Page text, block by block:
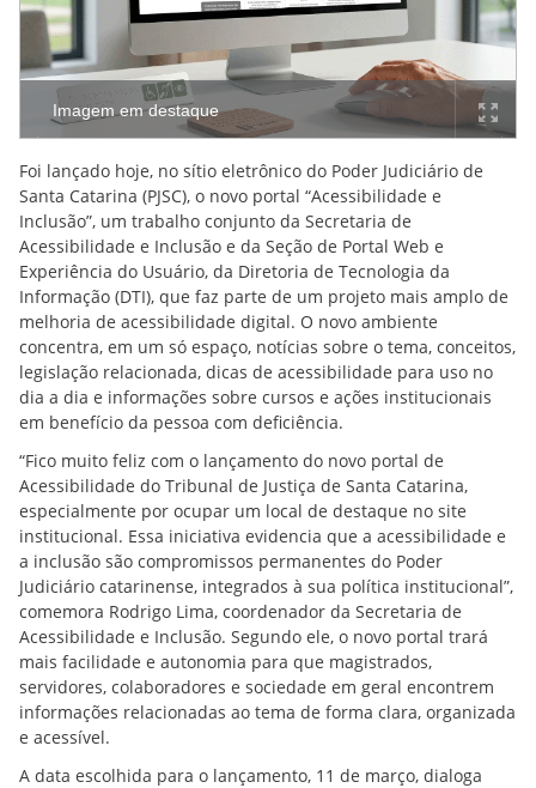
Imagem em destaque
Foi lançado hoje, no sítio eletrônico do Poder Judiciário de
Santa Catarina (PJSC), o novo portal “Acessibilidade e
Inclusão”, um trabalho conjunto da Secretaria de
Acessibilidade e Inclusão e da Seção de Portal Web e
Experiência do Usuário, da Diretoria de Tecnologia da
Informação (DTI), que faz parte de um projeto mais amplo de
melhoria de acessibilidade digital. O novo ambiente
concentra, em um só espaço, notícias sobre o tema, conceitos,
legislação relacionada, dicas de acessibilidade para uso no
dia a dia e informações sobre cursos e ações institucionais
em benefício da pessoa com deficiência.
“Fico muito feliz com o lançamento do novo portal de
Acessibilidade do Tribunal de Justiça de Santa Catarina,
especialmente por ocupar um local de destaque no site
institucional. Essa iniciativa evidencia que a acessibilidade e
a inclusão são compromissos permanentes do Poder
Judiciário catarinense, integrados à sua política institucional”,
comemora Rodrigo Lima, coordenador da Secretaria de
Acessibilidade e Inclusão. Segundo ele, o novo portal trará
mais facilidade e autonomia para que magistrados,
servidores, colaboradores e sociedade em geral encontrem
informações relacionadas ao tema de forma clara, organizada
e acessível.
A data escolhida para o lançamento, 11 de março, dialoga